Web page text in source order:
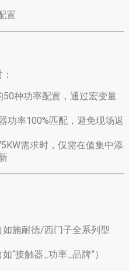
置
50种功率配置，通过宏变量
功率100%匹配，避免现场返
需求时，仅需在值集中添
施耐德/西门子全系列型
“接触器_功率_品牌”）